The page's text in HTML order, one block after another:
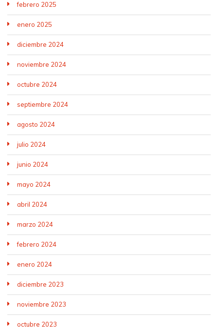
febrero 2025
enero 2025
diciembre 2024
noviembre 2024
octubre 2024
septiembre 2024
agosto 2024
julio 2024
junio 2024
mayo 2024
abril 2024
marzo 2024
febrero 2024
enero 2024
diciembre 2023
noviembre 2023
octubre 2023